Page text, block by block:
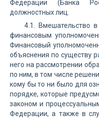
Федерации (Банка
должностных лиц.
4.1. Вмешательство
финансовым
Финансовый
объяснения по существу
него на рассмотрении
по ним, в том числе
кому бы то ни было для
порядке, которые
законом и
Федерации, а также в